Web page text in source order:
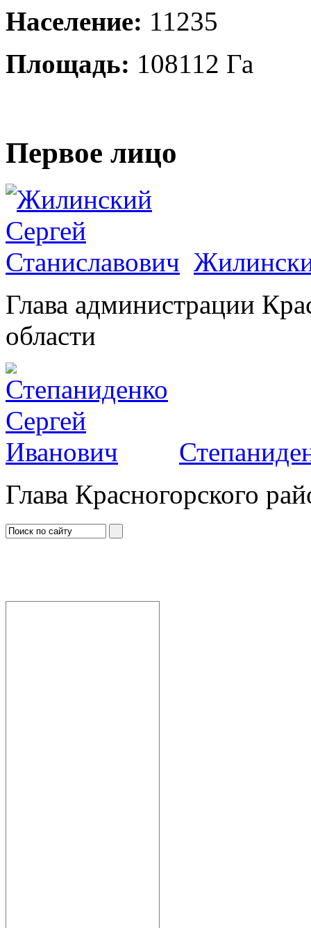
Население: 11235
Площадь: 108112 Га
Первое лицо
Глава администрации
области
Глава Красногорского